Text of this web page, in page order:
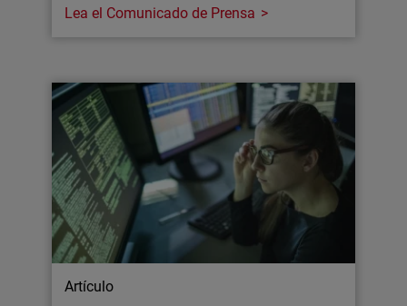
Lea el Comunicado de Prensa
Artículo